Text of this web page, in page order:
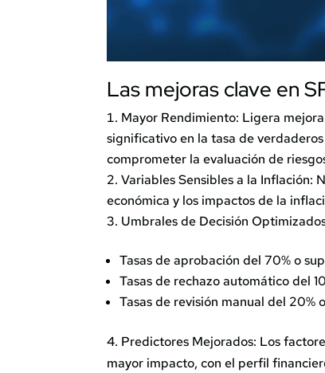
Las mejoras clave en
Mayor Rendimiento: Ligera
significativo en la tasa de
comprometer la evaluación de
Variables Sensibles a la Inflación:
económica y los impactos de la
Umbrales de Decisión
Tasas de aprobación del 70% o
Tasas de rechazo automático del
Tasas de revisión manual del 20%
4. Predictores Mejorados: Los
mayor impacto, con el perfil